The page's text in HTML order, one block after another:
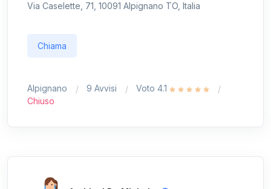
Via Caselette, 71, 10091 Alpignano TO, Italia
Chiama
Alpignano 9 Avvisi
Voto 4.1
Chiuso